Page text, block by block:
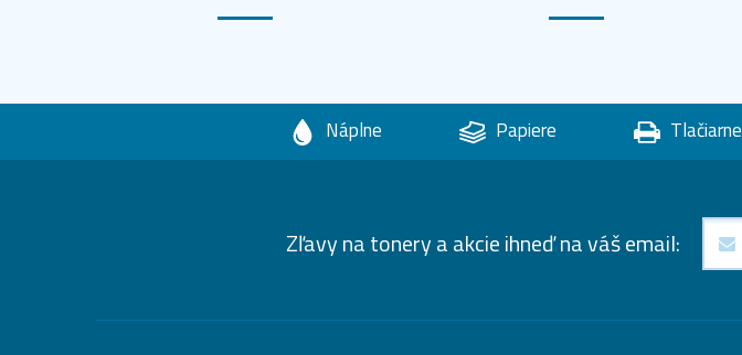
Náplne Papiere Tlačiarne
Zľavy na tonery a akcie ihneď na váš email: